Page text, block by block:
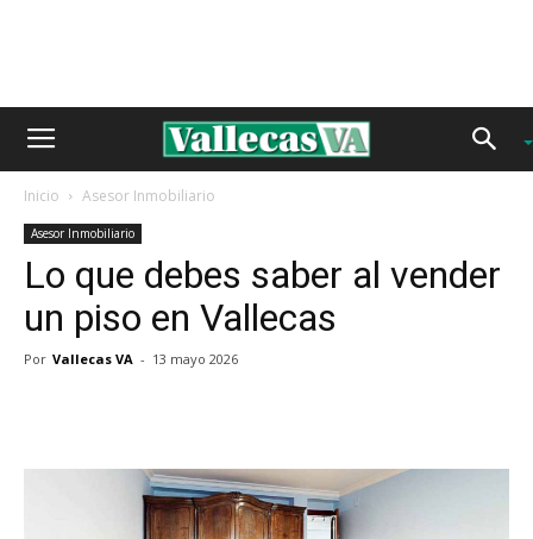
Inicio Asesor Inmobiliario
Asesor Inmobiliario
Lo que debes saber al vender
un piso en Vallecas
Por Vallecas VA - 13 mayo 2026